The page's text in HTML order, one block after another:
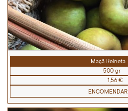
Maçã Reineta
500 gr
1,56 €
ENCOMENDAR